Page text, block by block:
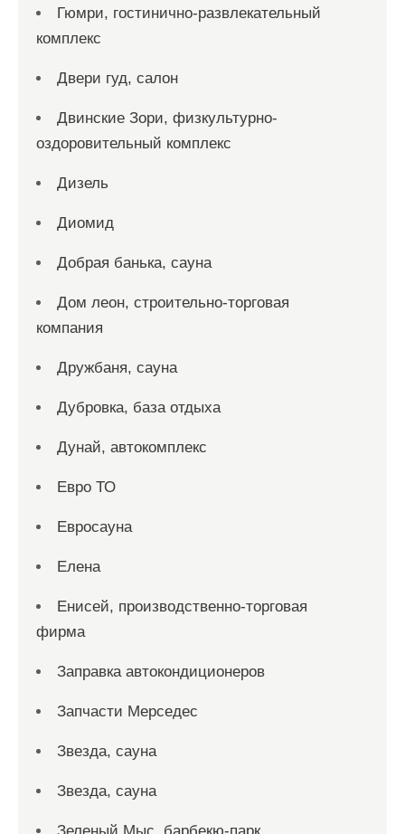
Гюмри, гостинично-развлекательный
комплекс
Двери гуд, салон
Двинские Зори, физкультурно-
оздоровительный комплекс
Дизель
Диомид
Добрая банька, сауна
Дом леон, строительно-торговая
компания
Дружбаня, сауна
Дубровка, база отдыха
Дунай, автокомплекс
Евро ТО
Евросауна
Елена
Енисей, производственно-торговая
фирма
Заправка автокондиционеров
Запчасти Мерседес
Звезда, сауна
Звезда, сауна